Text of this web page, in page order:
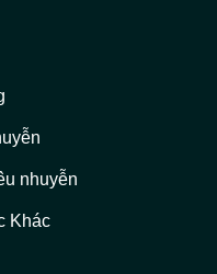
nhuyễn
Khác